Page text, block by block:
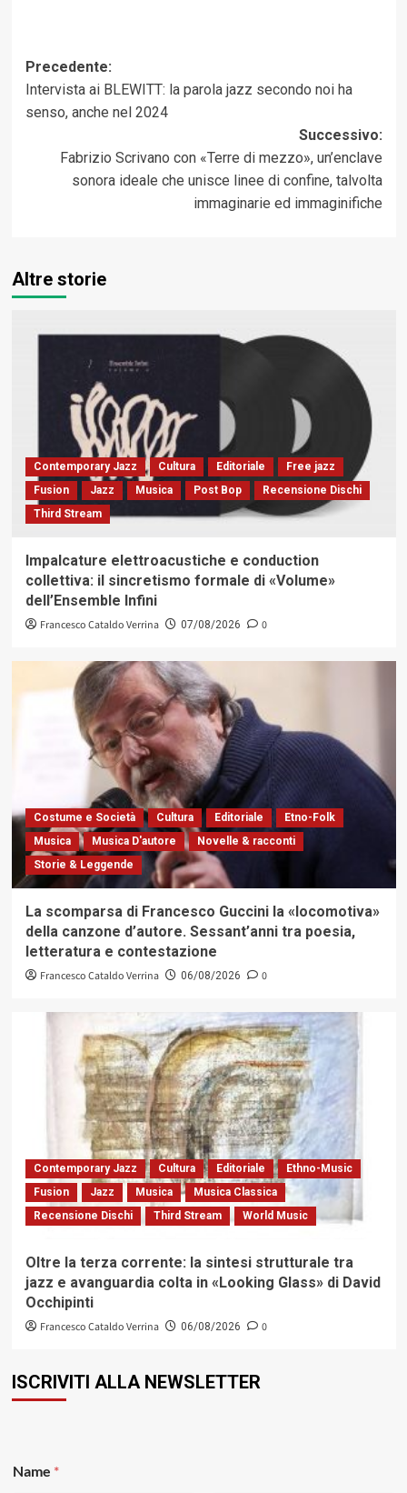
Navigazione
articolo
Precedente:
Intervista ai BLEWITT: la parola jazz secondo noi ha
senso, anche nel 2024
Successivo:
Fabrizio Scrivano con «Terre di mezzo», un’enclave
sonora ideale che unisce linee di confine, talvolta
immaginarie ed immaginifiche
Altre storie
Contemporary Jazz Cultura Editoriale
Free jazz
Fusion
Jazz Musica Post Bop
Recensione Dischi
Third Stream
Impalcature elettroacustiche e conduction
collettiva: il sincretismo formale di «Volume»
dell’Ensemble Infini
Francesco Cataldo Verrina 07/08/2026 0
Costume e Società Cultura Editoriale
Etno-Folk
Musica
Musica D'autore
Novelle & racconti
Storie & Leggende
La scomparsa di Francesco Guccini la «locomotiva»
della canzone d’autore. Sessant’anni tra poesia,
letteratura e contestazione
Francesco Cataldo Verrina 06/08/2026 0
Contemporary Jazz Cultura Editoriale
Ethno-Music
Fusion
Jazz Musica
Musica Classica
Recensione Dischi
Third Stream World Music
Oltre la terza corrente: la sintesi strutturale tra
jazz e avanguardia colta in «Looking Glass» di David
Occhipinti
Francesco Cataldo Verrina 06/08/2026 0
ISCRIVITI ALLA NEWSLETTER
E
Name *